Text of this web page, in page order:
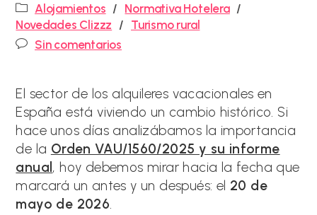
la
entrada:
Categoría
de
la
entrada:
Alojamientos / Normativa Hotelera /
Novedades Clizzz / Turismo rural
Comentarios
Sin comentarios
El sector de los alquileres vacacionales en
España está viviendo un cambio histórico. Si
hace unos días analizábamos la importancia
de la Orden VAU/1560/2025 y su informe
anual, hoy debemos mirar hacia la fecha que
marcará un antes y un después: el 20 de
mayo de 2026